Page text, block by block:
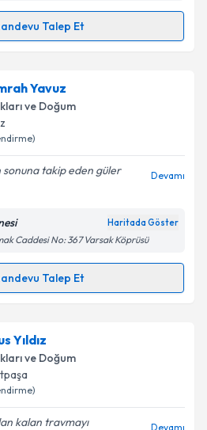
kabul ediyorum.
Talep Et
Talebi
için randevu takvimi talebi
randevu almanız için bir
e-posta ile bilgilendireceğiz.
işlenmesine ilişkin
Aydınlatma
ve kişisel verilerimin belirtilen
kabul ediyorum.
Yavuz
ve Doğum
takip eden güler
Devamı
Haritada Göster
Caddesi No: 367 Varsak Köprüsü
Talep Et
Talebi
için randevu takvimi talebi
randevu almanız için bir
e-posta ile bilgilendireceğiz.
Yıldız
ve Doğum
kalan travmayı
Devamı